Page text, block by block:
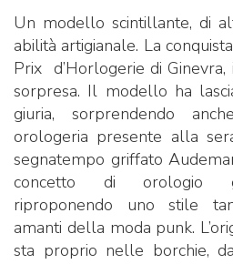
Un modello scintillante, di
abilità artigianale. La
Prix d’Horlogerie di
sorpresa. Il modello ha
giuria, sorprendendo
orologeria presente alla
segnatempo griffato
concetto di orologio
riproponendo uno stile
amanti della moda punk.
sta proprio nelle borchie,